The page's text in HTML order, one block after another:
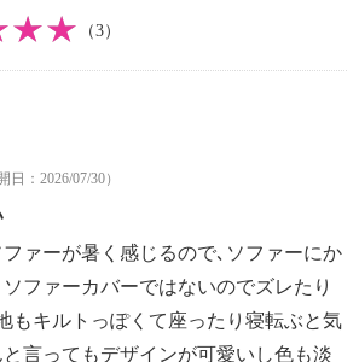
（3）
日：2026/07/30）
ァーが暑く感じるので､ソファーにか
ファーカバーではないのでズレたり
もキルトっぽくて座ったり寝転ぶと気
言ってもデザインが可愛いし色も淡